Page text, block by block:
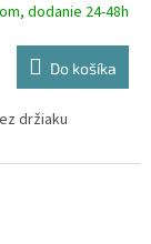
dodanie 24-48h
Do košíka
držiaku